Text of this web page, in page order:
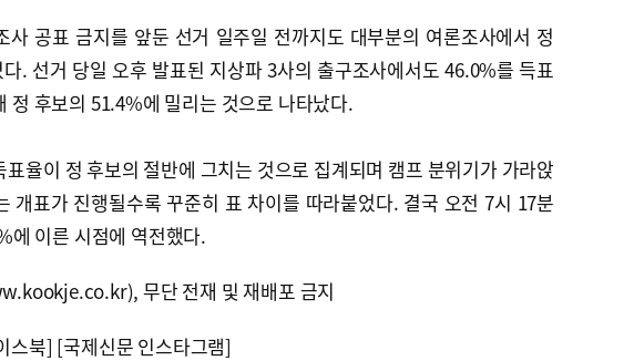
사 공표 금지를 앞둔 선거 일주일 전까지도 대부분의 여론조사에서 정
. 선거 당일 오후 발표된 지상파 3사의 출구조사에서도 46.0%를 득표
정 후보의 51.4%에 밀리는 것으로 나타났다.
표율이 정 후보의 절반에 그치는 것으로 집계되며 캠프 분위기가 가라앉
개표가 진행될수록 꾸준히 표 차이를 따라붙었다. 결국 오전 7시 17분
에 이른 시점에 역전했다.
무단 전재 및 재배포 금지
스북] [국제신문 인스타그램]